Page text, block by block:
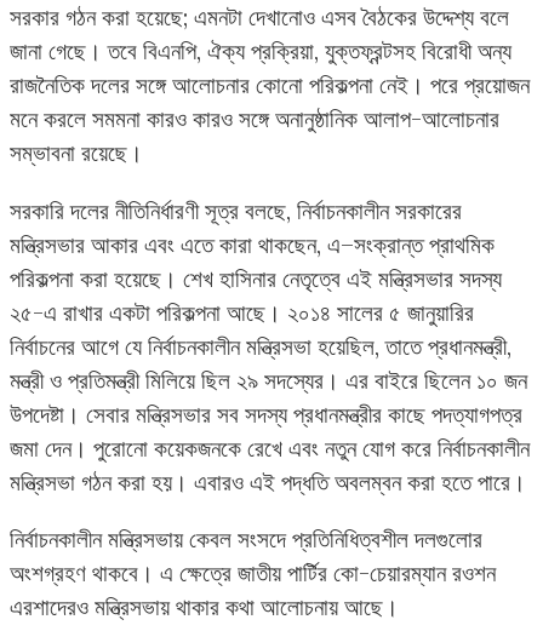
সরকার গঠন করা হয়েছে; এমনটা দেখানোও এসব বৈঠকের উদ্দেশ্য বলে
জানা গেছে। তবে বিএনপি, ঐক্য প্রক্রিয়া, যুক্তফ্রন্টসহ বিরোধী অন্য
রাজনৈতিক দলের সঙ্গে আলোচনার কোনো পরিকল্পনা নেই। পরে প্রয়োজন
মনে করলে সমমনা কারও কারও সঙ্গে অনানুষ্ঠানিক আলাপ-আলোচনার
সম্ভাবনা রয়েছে।
সরকারি দলের নীতিনির্ধারণী সূত্র বলছে, নির্বাচনকালীন সরকারের
মন্ত্রিসভার আকার এবং এতে কারা থাকছেন, এ–সংক্রান্ত প্রাথমিক
পরিকল্পনা করা হয়েছে। শেখ হাসিনার নেতৃত্বে এই মন্ত্রিসভার সদস্য
২৫-এ রাখার একটা পরিকল্পনা আছে। ২০১৪ সালের ৫ জানুয়ারির
নির্বাচনের আগে যে নির্বাচনকালীন মন্ত্রিসভা হয়েছিল, তাতে প্রধানমন্ত্রী,
মন্ত্রী ও প্রতিমন্ত্রী মিলিয়ে ছিল ২৯ সদস্যের। এর বাইরে ছিলেন ১০ জন
উপদেষ্টা। সেবার মন্ত্রিসভার সব সদস্য প্রধানমন্ত্রীর কাছে পদত্যাগপত্র
জমা দেন। পুরোনো কয়েকজনকে রেখে এবং নতুন যোগ করে নির্বাচনকালীন
মন্ত্রিসভা গঠন করা হয়। এবারও এই পদ্ধতি অবলম্বন করা হতে পারে।
নির্বাচনকালীন মন্ত্রিসভায় কেবল সংসদে প্রতিনিধিত্বশীল দলগুলোর
অংশগ্রহণ থাকবে। এ ক্ষেত্রে জাতীয় পার্টির কো-চেয়ারম্যান রওশন
এরশাদেরও মন্ত্রিসভায় থাকার কথা আলোচনায় আছে।